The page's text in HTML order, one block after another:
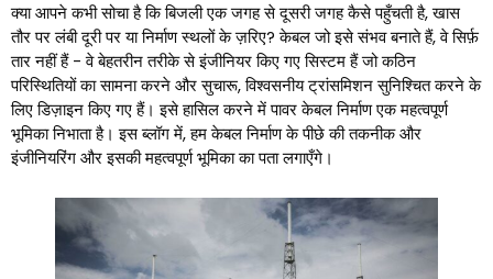
क्या आपने कभी सोचा है कि बिजली एक जगह से दूसरी जगह कैसे पहुँचती है, खास
तौर पर लंबी दूरी पर या निर्माण स्थलों के ज़रिए? केबल जो इसे संभव बनाते हैं, वे सिर्फ़
तार नहीं हैं - वे बेहतरीन तरीके से इंजीनियर किए गए सिस्टम हैं जो कठिन
परिस्थितियों का सामना करने और सुचारू, विश्वसनीय ट्रांसमिशन सुनिश्चित करने के
लिए डिज़ाइन किए गए हैं। इसे हासिल करने में पावर केबल निर्माण एक महत्वपूर्ण
भूमिका निभाता है। इस ब्लॉग में, हम केबल निर्माण के पीछे की तकनीक और
इंजीनियरिंग और इसकी महत्वपूर्ण भूमिका का पता लगाएँगे।